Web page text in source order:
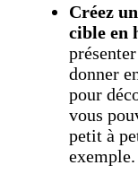
Créez
cible en
donner
pour
vous
petit à
exemple.